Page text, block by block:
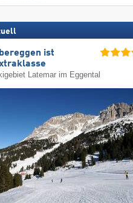
ist
Latemar im Eggental